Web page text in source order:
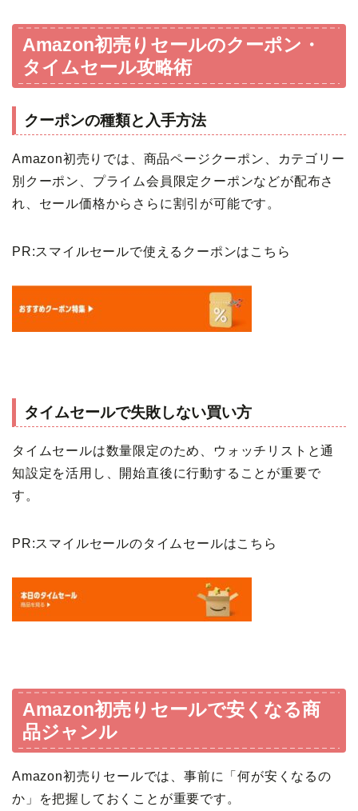
Amazon初売りセールのクーポン・
タイムセール攻略術
クーポンの種類と入手方法
Amazon初売りでは、商品ページクーポン、カテゴリー
別クーポン、プライム会員限定クーポンなどが配布さ
れ、セール価格からさらに割引が可能です。
PR:スマイルセールで使えるクーポンはこちら
タイムセールで失敗しない買い方
タイムセールは数量限定のため、ウォッチリストと通
知設定を活用し、開始直後に行動することが重要で
す。
PR:スマイルセールのタイムセールはこちら
Amazon初売りセールで安くなる商
品ジャンル
Amazon初売りセールでは、事前に「何が安くなるの
か」を把握しておくことが重要です。